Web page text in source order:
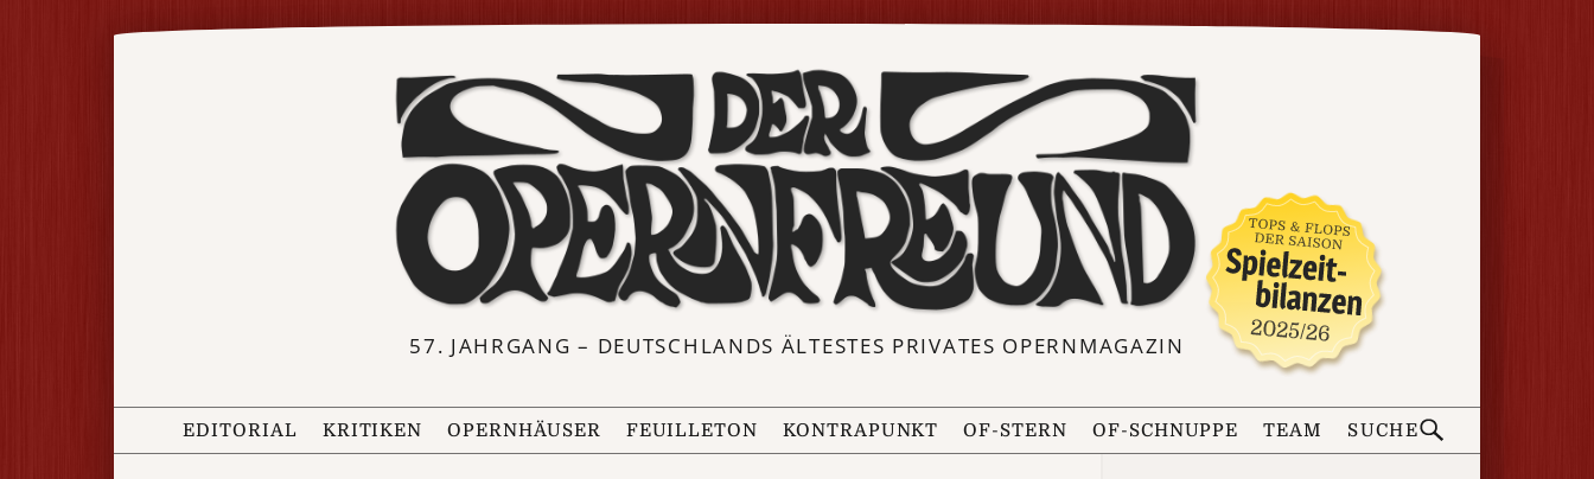
57. JAHRGANG – DEUTSCHLANDS ÄLTESTES PRIVATES OPERNMAGAZIN
EDITORIAL KRITIKEN OPERNHÄUSER FEUILLETON KONTRAPUNKT OF-STERN OF-SCHNUPPE TEAM SUCHE